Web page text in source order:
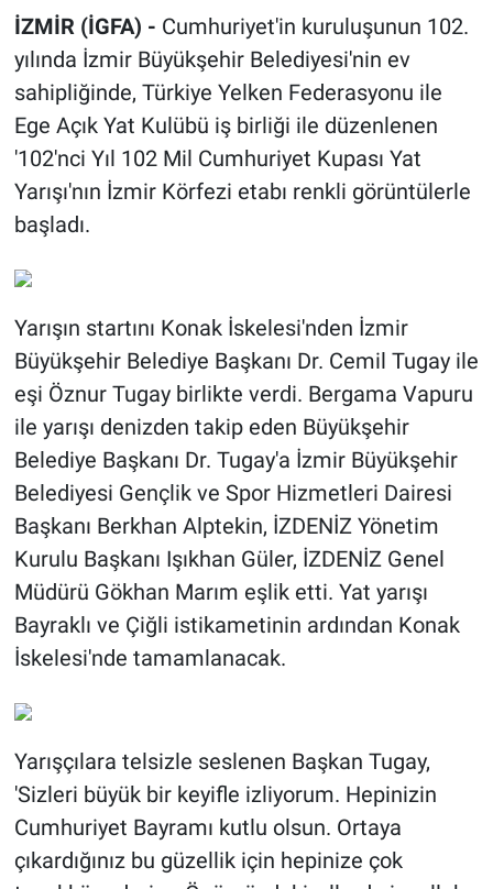
İZMİR (İGFA) - Cumhuriyet'in kuruluşunun 102.
yılında İzmir Büyükşehir Belediyesi'nin ev
sahipliğinde, Türkiye Yelken Federasyonu ile
Ege Açık Yat Kulübü iş birliği ile düzenlenen
'102'nci Yıl 102 Mil Cumhuriyet Kupası Yat
Yarışı'nın İzmir Körfezi etabı renkli görüntülerle
başladı.
Yarışın startını Konak İskelesi'nden İzmir
Büyükşehir Belediye Başkanı Dr. Cemil Tugay ile
eşi Öznur Tugay birlikte verdi. Bergama Vapuru
ile yarışı denizden takip eden Büyükşehir
Belediye Başkanı Dr. Tugay'a İzmir Büyükşehir
Belediyesi Gençlik ve Spor Hizmetleri Dairesi
Başkanı Berkhan Alptekin, İZDENİZ Yönetim
Kurulu Başkanı Işıkhan Güler, İZDENİZ Genel
Müdürü Gökhan Marım eşlik etti. Yat yarışı
Bayraklı ve Çiğli istikametinin ardından Konak
İskelesi'nde tamamlanacak.
Yarışçılara telsizle seslenen Başkan Tugay,
'Sizleri büyük bir keyifle izliyorum. Hepinizin
Cumhuriyet Bayramı kutlu olsun. Ortaya
çıkardığınız bu güzellik için hepinize çok